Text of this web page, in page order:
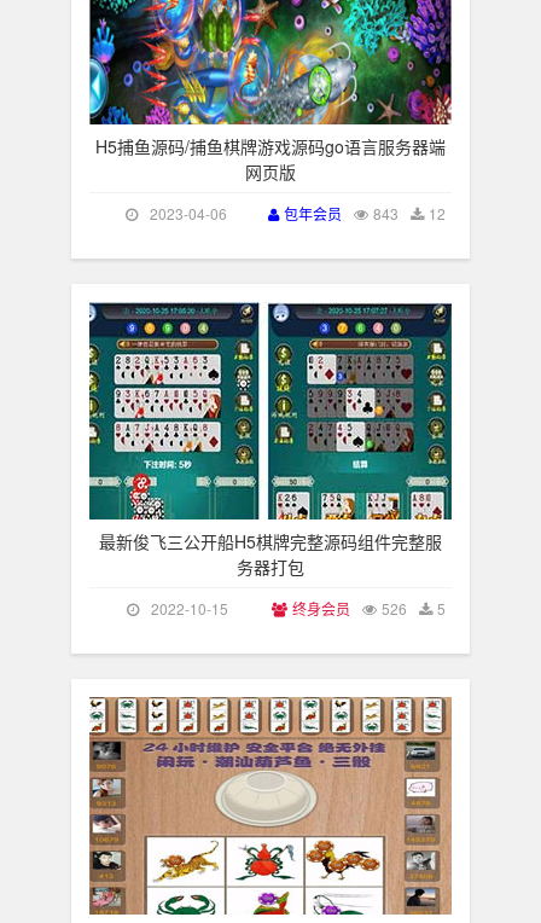
H5捕鱼源码/捕鱼棋牌游戏源码go语言服务器端
网页版
2023-04-06 12
843
包年会员
最新俊飞三公开船H5棋牌完整源码组件完整服
务器打包
2022-10-15 5
526
终身会员